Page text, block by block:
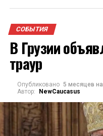
СОБЫТИЯ
В Грузии
траур
Опубликовано 5 месяцев
Автор:
NewCaucasus